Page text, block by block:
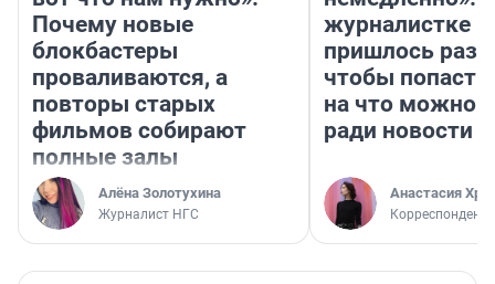
Почему новые
блокбастеры
проваливаются, а
повторы старых
фильмов собирают
полные залы
Алёна Золотухина
Журналист НГС
журналистке
пришлось
чтобы попасть
на что можно
ради новости
Анастасия
Корреспондент